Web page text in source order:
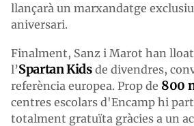
llançarà un marxandatge exclusiu
aniversari.
Finalment, Sanz i Marot han
l’Spartan Kidsde divendres,
referència europea. Prop de 800
centres escolars d'Encamp hi
totalment gratuïta gràcies a un